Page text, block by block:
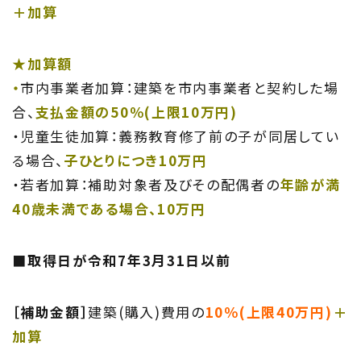
＋加算
★加算額
・市内事業者加算：建築を市内事業者と契約した場
合、支払金額の50％(上限10万円)
・児童生徒加算：義務教育修了前の子が同居してい
る場合、 子ひとりにつき10万円
・若者加算：補助対象者及びその配偶者の年齢が満
40歳未満である場合、10万円
■取得日が令和7年3月31日以前
［補助金額］建築(購入)費用の10％(上限40万円) ＋
加算